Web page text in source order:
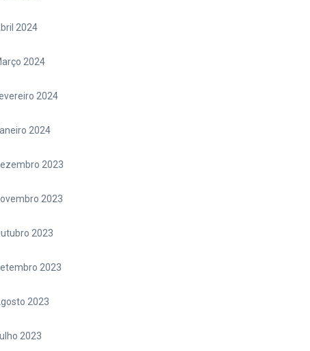
2024
2024
2024
2024
2023
2023
2023
2023
2023
2023